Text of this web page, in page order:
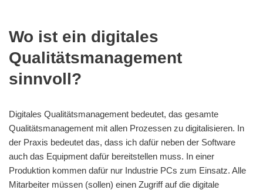
Wo ist ein digitales
Qualitätsmanagement
sinnvoll?
Digitales Qualitätsmanagement bedeutet, das gesamte
Qualitätsmanagement mit allen Prozessen zu digitalisieren. In
der Praxis bedeutet das, dass ich dafür neben der Software
auch das Equipment dafür bereitstellen muss. In einer
Produktion kommen dafür nur Industrie PCs zum Einsatz. Alle
Mitarbeiter müssen (sollen) einen Zugriff auf die digitale